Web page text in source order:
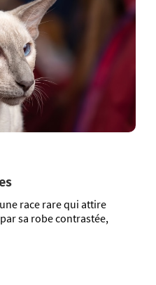
race rare qui attire
sa robe contrastée,